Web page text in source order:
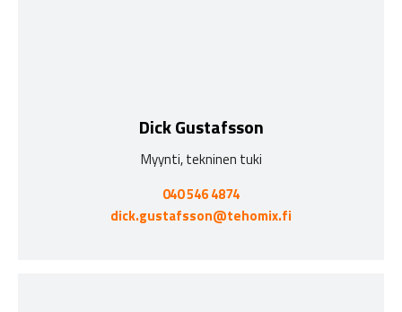
Dick Gustafsson
Myynti, tekninen tuki
040 546 4874
dick.gustafsson@tehomix.fi